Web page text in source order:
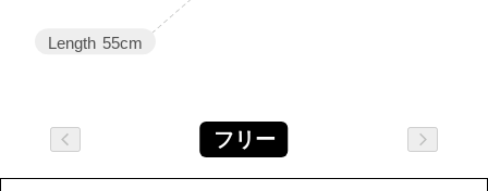
Length 55cm
フリー